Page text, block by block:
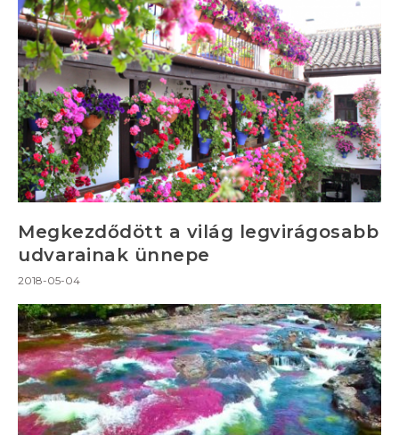
Megkezdődött a világ legvirágosabb
udvarainak ünnepe
2018-05-04